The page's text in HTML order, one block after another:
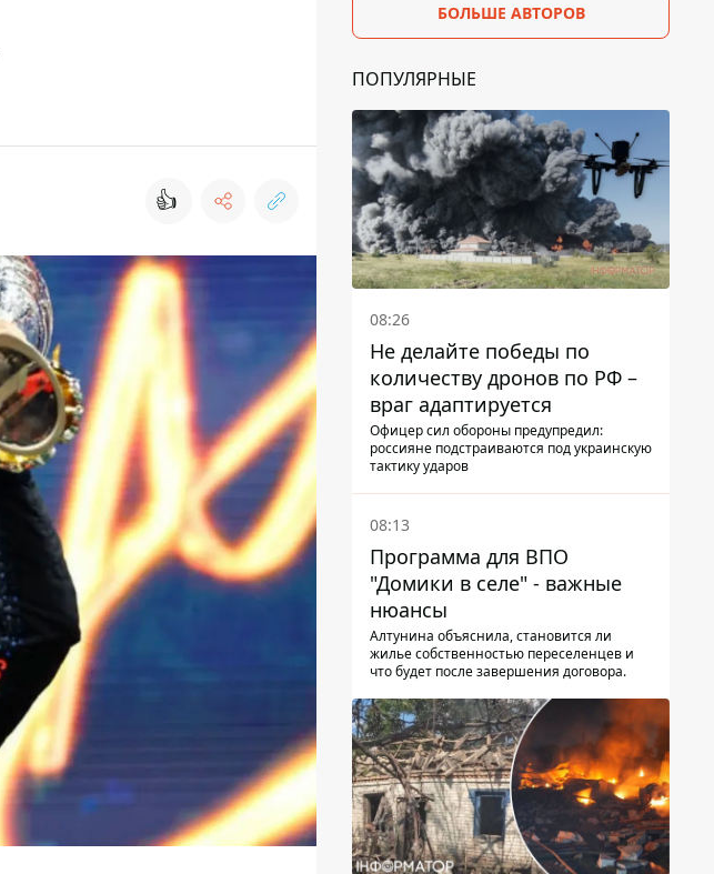
👍
БОЛЬШЕ АВТОРОВ
ПОПУЛЯРНЫЕ
08:26
Не делайте победы по
количеству дронов по РФ –
враг адаптируется
Офицер сил обороны предупредил:
россияне подстраиваются под украинскую
тактику ударов
08:13
Программа для ВПО
"Домики в селе" - важные
нюансы
Алтунина объяснила, становится ли
жилье собственностью переселенцев и
что будет после завершения договора.